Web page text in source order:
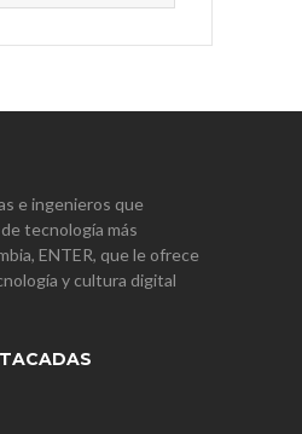
e ingenieros que
tecnología más
ENTER, que le ofrece
y cultura digital